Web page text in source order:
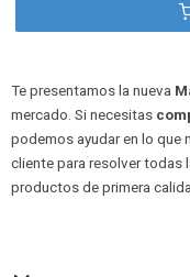
Te presentamos la nueva
mercado. Si necesitas
podemos ayudar en lo que
cliente para resolver todas
productos de primera